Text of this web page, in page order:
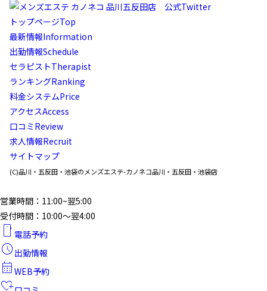
トップページTop
最新情報Information
出勤情報Schedule
セラピストTherapist
ランキングRanking
料金システムPrice
アクセスAccess
口コミReview
求人情報Recruit
サイトマップ
(C)品川・五反田・池袋のメンズエステ-カノネコ品川・五反田・池袋店
営業時間：11:00~翌5:00
受付時間：10:00〜翌4:00
smartphone 電話予約
schedule出勤情報
calendar_month WEB予約
heart_plus